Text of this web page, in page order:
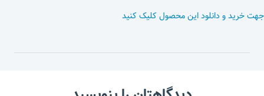
جهت خرید و دانلود این محصول کلیک کنید